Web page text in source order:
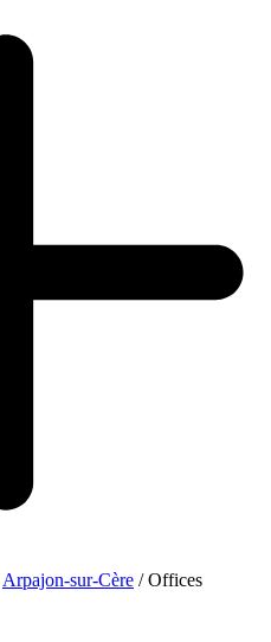
Arpajon-sur-Cère / Offices